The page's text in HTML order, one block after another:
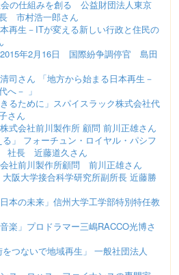
の仕組みを創る 公益財団法人東京
市村浩一郎さん
再生－ITが変える新しい行政と住民の
年2月16日 国際紛争調停官 島田
さん 「地方から始まる日本再生－
へ－ 」
るために」スパイスラック株式会社代
さん
式会社前川製作所 顧問 前川正雄さん
」 フォーチュン・ロイヤル・パシフ
社長 近藤道久さん
社前川製作所顧問 前川正雄さん
阪大学接合科学研究所副所長 近藤勝
本の未来」信州大学工学部特別特任教
楽」プロドラマー三嶋RACCO光博さ
つないで地域再生」 一般社団法人